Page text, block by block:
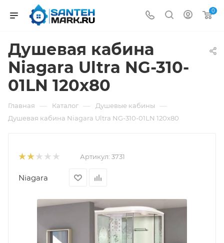
0
Душевая кабина
Niagara Ultra NG-310-
01LN 120x80
Главная — Каталог — Душевые кабины —
Душевая кабина Niagara Ultra NG-310-01LN 120x80
Артикул: 3731
Niagara